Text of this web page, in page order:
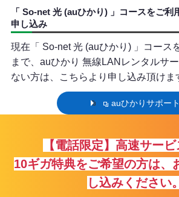
「 So-net 光 (auひかり) 」コースをご利
申し込み
現在「 So-net 光 (auひかり) 」コース
まで、auひかり 無線LANレンタルサ
ない方は、こちらより申し込み頂けま
auひかりサポート
【電話限定】高速サー
10ギガ特典をご希望の方は、
し込みください。